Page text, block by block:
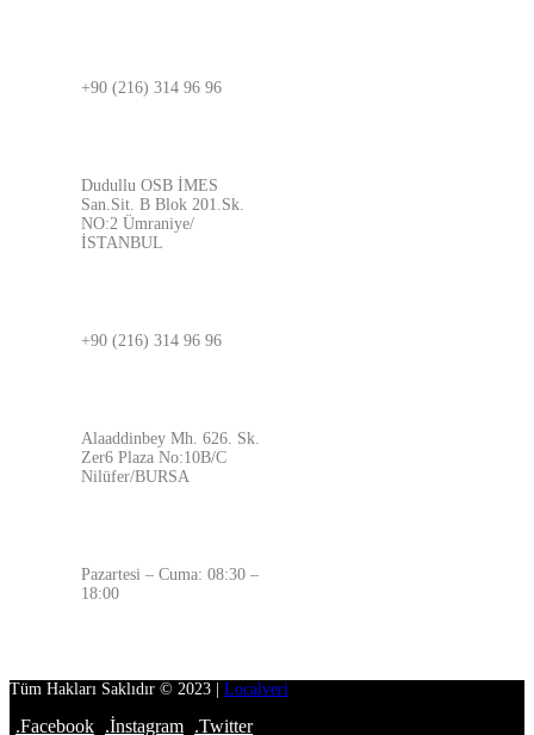
+90 (216) 314 96 96
Dudullu OSB İMES
San.Sit. B Blok 201.Sk.
NO:2 Ümraniye/
İSTANBUL
+90 (216) 314 96 96
Alaaddinbey Mh. 626. Sk.
Zer6 Plaza No:10B/C
Nilüfer/BURSA
Pazartesi – Cuma: 08:30 –
18:00
Tüm Hakları Saklıdır © 2023 | Localveri
.Facebook .İnstagram .Twitter